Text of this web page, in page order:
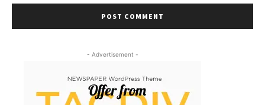
- Advertisement -